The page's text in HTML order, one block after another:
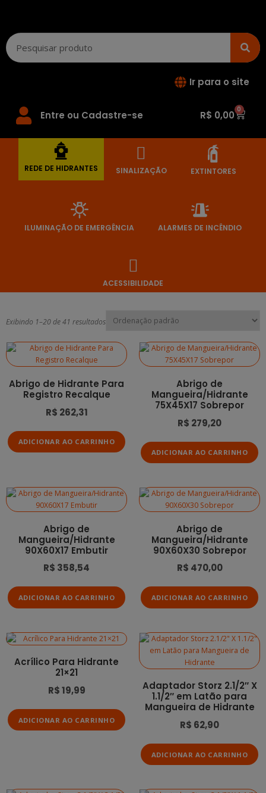
Ir para o site
Entre ou Cadastre-se R$ 0,00 0
REDE DE HIDRANTES SINALIZAÇÃO EXTINTORES
ILUMINAÇÃO DE EMERGÊNCIA ALARMES DE INCÊNDIO
ACESSIBILIDADE
Exibindo 1–20 de 41 resultados
Abrigo de Hidrante Para
Registro Recalque
R$ 262,31
ADICIONAR AO CARRINHO
Abrigo de
Mangueira/Hidrante
75X45X17 Sobrepor
R$ 279,20
ADICIONAR AO CARRINHO
Abrigo de
Mangueira/Hidrante
90X60X17 Embutir
R$ 358,54
ADICIONAR AO CARRINHO
Abrigo de
Mangueira/Hidrante
90X60X30 Sobrepor
R$ 470,00
ADICIONAR AO CARRINHO
Acrílico Para Hidrante
21×21
R$19,99
ADICIONAR AO CARRINHO
Adaptador Storz 2.1/2″ X
1.1/2″ em Latão para
Mangueira de Hidrante
R$ 62,90
ADICIONAR AO CARRINHO